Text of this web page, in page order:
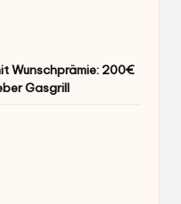
Wunschprämie: 200€
Gasgrill